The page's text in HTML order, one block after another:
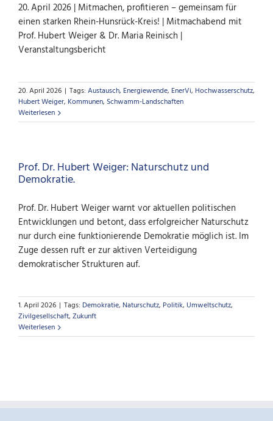
20. April 2026 | Mitmachen, profitieren – gemeinsam für
einen starken Rhein-Hunsrück-Kreis! | Mitmachabend mit
Prof. Hubert Weiger & Dr. Maria Reinisch |
Veranstaltungsbericht
20. April 2026 | Tags: Austausch, Energiewende, EnerVi, Hochwasserschutz,
Hubert Weiger, Kommunen, Schwamm-Landschaften
Weiterlesen
Prof. Dr. Hubert Weiger: Naturschutz und
Demokratie.
Prof. Dr. Hubert Weiger warnt vor aktuellen politischen
Entwicklungen und betont, dass erfolgreicher Naturschutz
nur durch eine funktionierende Demokratie möglich ist. Im
Zuge dessen ruft er zur aktiven Verteidigung
demokratischer Strukturen auf.
1. April 2026 | Tags: Demokratie, Naturschutz, Politik, Umweltschutz,
Zivilgesellschaft, Zukunft
Weiterlesen